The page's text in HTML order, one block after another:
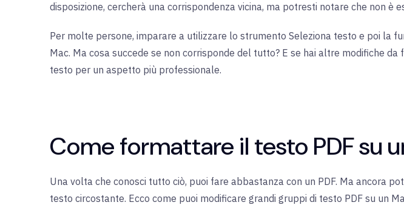
disposizione, cercherà una corrispondenza vicina, ma potresti notare che non è
Per molte persone, imparare a utilizzare lo strumento Seleziona testo e poi la
Mac. Ma cosa succede se non corrisponde del tutto? E se hai altre modifiche
testo per un aspetto più professionale.
Come formattare il testo PDF su
Una volta che conosci tutto ciò, puoi fare abbastanza con un PDF. Ma ancora
testo circostante. Ecco come puoi modificare grandi gruppi di testo PDF su un